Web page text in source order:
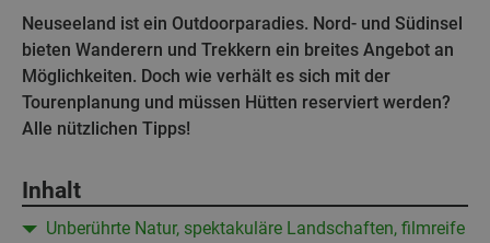
Neuseeland ist ein Outdoorparadies. Nord- und Südinsel
bieten Wanderern und Trekkern ein breites Angebot an
Möglichkeiten. Doch wie verhält es sich mit der
Tourenplanung und müssen Hütten reserviert werden?
Alle nützlichen Tipps!
Inhalt
Unberührte Natur, spektakuläre Landschaften, filmreife